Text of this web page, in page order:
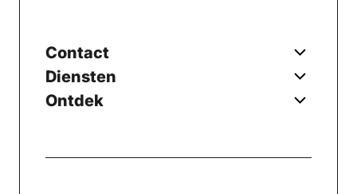
Contact
Diensten
Ontdek